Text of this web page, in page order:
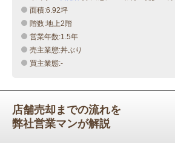
面積:6.92坪
階数:地上2階
営業年数:1.5年
売主業態:丼ぶり
買主業態:-
店舗売却までの流れを
弊社営業マンが解説